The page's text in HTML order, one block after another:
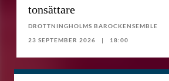
tonsättare
DROTTNINGHOLMS BAROCKENSEMBLE
23 SEPTEMBER 2026
18:00